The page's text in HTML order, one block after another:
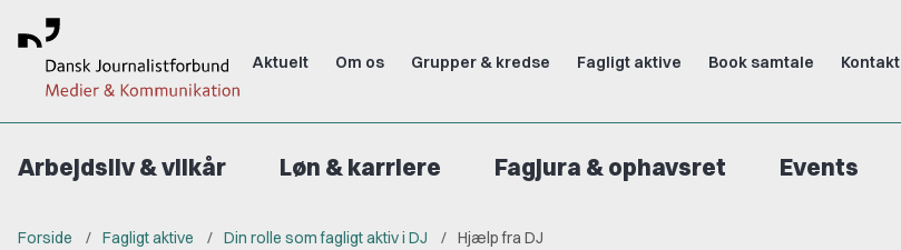
Aktuelt Om os Grupper & kredse Fagligt aktive Book samtale Kontakt
Arbejdsliv & vilkår Løn & karriere Fagjura & ophavsret Events
Forside Fagligt aktive Din rolle som fagligt aktiv i DJ Hjælp fra DJ